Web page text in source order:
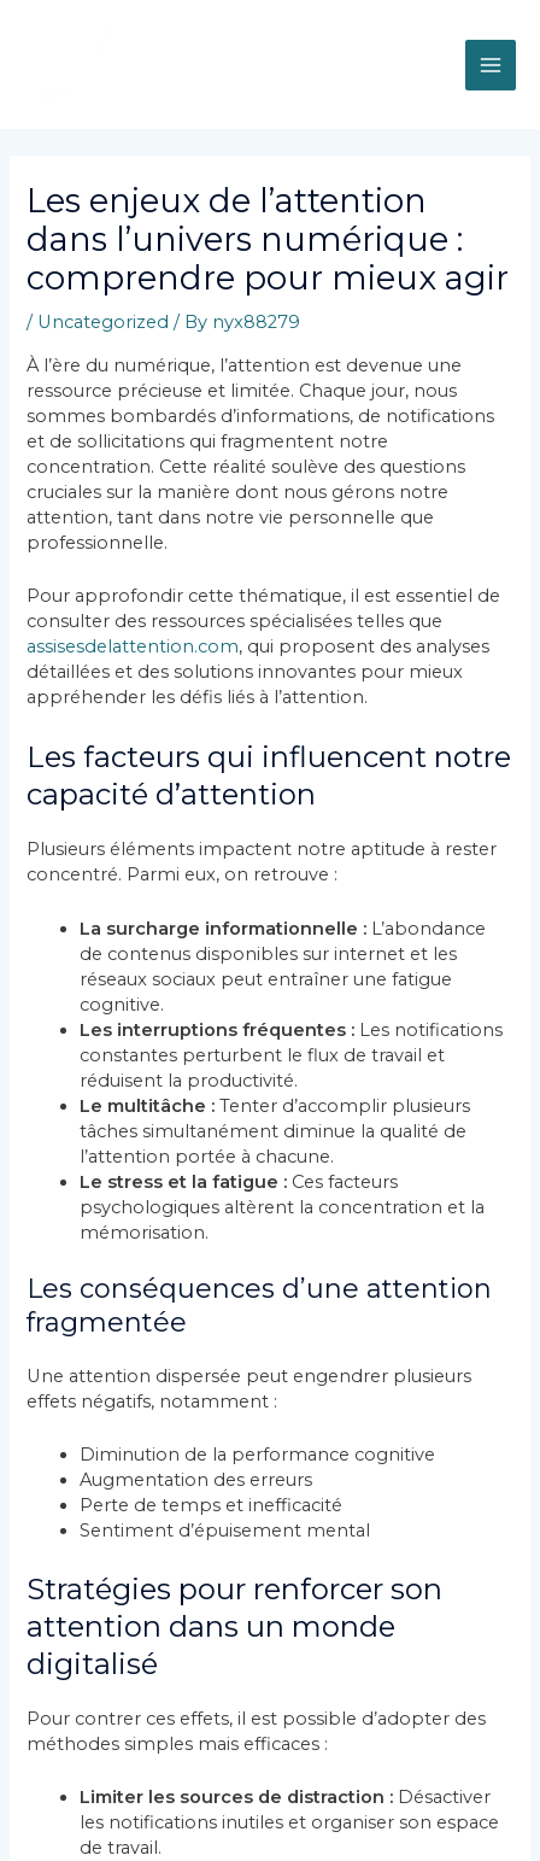
Les enjeux de l’attention
dans l’univers numérique :
comprendre pour mieux agir
/ Uncategorized / By nyx88279
À l’ère du numérique, l’attention est devenue une
ressource précieuse et limitée. Chaque jour, nous
sommes bombardés d’informations, de notifications
et de sollicitations qui fragmentent notre
concentration. Cette réalité soulève des questions
cruciales sur la manière dont nous gérons notre
attention, tant dans notre vie personnelle que
professionnelle.
Pour approfondir cette thématique, il est essentiel de
consulter des ressources spécialisées telles que
assisesdelattention.com, qui proposent des analyses
détaillées et des solutions innovantes pour mieux
appréhender les défis liés à l’attention.
Les facteurs qui influencent notre
capacité d’attention
Plusieurs éléments impactent notre aptitude à rester
concentré. Parmi eux, on retrouve :
La surcharge informationnelle : L’abondance
de contenus disponibles sur internet et les
réseaux sociaux peut entraîner une fatigue
cognitive.
Les interruptions fréquentes : Les notifications
constantes perturbent le flux de travail et
réduisent la productivité.
Le multitâche : Tenter d’accomplir plusieurs
tâches simultanément diminue la qualité de
l’attention portée à chacune.
Le stress et la fatigue : Ces facteurs
psychologiques altèrent la concentration et la
mémorisation.
Les conséquences d’une attention
fragmentée
Une attention dispersée peut engendrer plusieurs
effets négatifs, notamment :
Diminution de la performance cognitive
Augmentation des erreurs
Perte de temps et inefficacité
Sentiment d’épuisement mental
Stratégies pour renforcer son
attention dans un monde
digitalisé
Pour contrer ces effets, il est possible d’adopter des
méthodes simples mais efficaces :
Limiter les sources de distraction : Désactiver
les notifications inutiles et organiser son espace
de travail.